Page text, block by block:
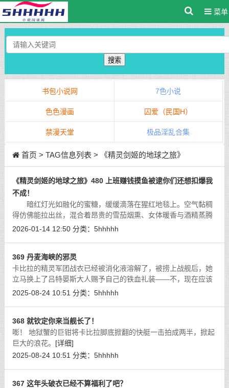
菜单
搜索
书包小说网 7色小说
色色漫画 囚爱（民国H）
禁漫天堂 极品淫乱合集
首页 > TAG信息列表 > 《精灵剑姬的地球之旅》
《精灵剑姬的地球之旅》480 上班赚钱摸鱼被逮你们还想扣爆我
不成！
暗红灯光如融化的蜜糖，缓缓滴落在猩红地毯上。空气黏稠
得仿佛能拉出丝，混合着昂贵的雪茄烟熏、女体暖香与酒精蒸腾
的甜腥。贵宾席深处传来压抑的低笑、玻璃杯轻碰的脆响，以及
2026-01-14 12:50 分类： 5hhhhh
369 丹麦海峡的邪灵
卡比拉的精灵军团战衣已经被消化液溶解了，被捞上战舰后，她
立马换上了吕特晏斯大人赐予自己的铁血礼装——不，现在应该
称之为俾斯麦大人了。[详细]
2025-08-24 10:51 分类： 5hhhhh
368 就钦定你来当舰长了！
嘭！ 地狱蟹的巨钳将卡比拉脚底掀翻的快艇一击拍成两半，掀起
巨大的浪花。 [详细]
2025-08-24 10:51 分类： 5hhhhh
367 这年头破衣已经不算福利了吧？